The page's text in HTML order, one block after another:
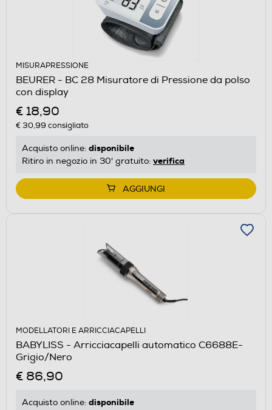
MISURAPRESSIONE
BEURER - BC 28 Misuratore di Pressione da polso
con display
€ 18,90
€ 30,99 consigliato
Acquisto online: disponibile
Ritiro in negozio in 30' gratuito: verifica
AGGIUNGI
MODELLATORI E ARRICCIACAPELLI
BABYLISS - Arricciacapelli automatico C6688E-
Grigio/Nero
€ 86,90
Acquisto online: disponibile